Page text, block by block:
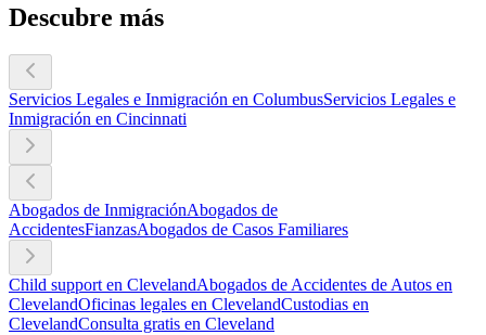
Descubre más
Servicios Legales e Inmigración en ColumbusServicios Legales e
Inmigración en Cincinnati
Abogados de InmigraciónAbogados de
AccidentesFianzasAbogados de Casos Familiares
Child support en ClevelandAbogados de Accidentes de Autos en
ClevelandOficinas legales en ClevelandCustodias en
ClevelandConsulta gratis en Cleveland